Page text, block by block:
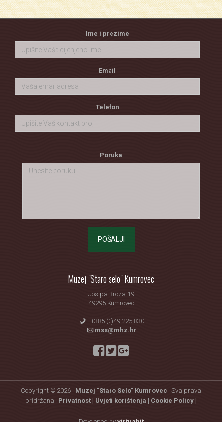
Ime i prezime
Email
Telefon
Poruka
POŠALJI
Muzej "Staro selo" Kumrovec
Josipa Broza 19
49295 Kumrovec
++385 (0)49 225 830
mss@mhz.hr
Copyright © 2026 | Muzej "Staro Selo" Kumrovec | Sva prava
pridržana | Privatnost | Uvjeti korištenja | Cookie Policy |